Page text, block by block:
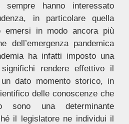
hanno interessato
in particolare quella
emersi in modo ancora più
dell’emergenza pandemica
ha infatti imposto una
rendere effettivo il
dato momento storico, in
delle conoscenze che
una determinante
il legislatore ne individui il